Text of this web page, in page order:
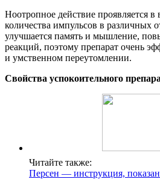
Ноотропное действие проявляется в
количества импульсов в различных
улучшается память и мышление,
реакций, поэтому препарат очень
и умственном переутомлении.
Свойства успокоительного
Читайте также:
Персен — инструкция,